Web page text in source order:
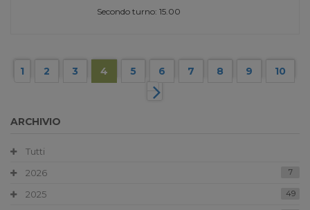
Secondo turno: 15.00
1 2 3 4 5 6 7 8 9 10
ARCHIVIO
Tutti
2026
7
2025 49